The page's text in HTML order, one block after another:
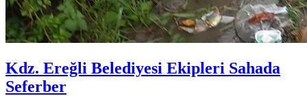
Kdz. Ereğli Belediyesi Ekipleri Sahada
Seferber